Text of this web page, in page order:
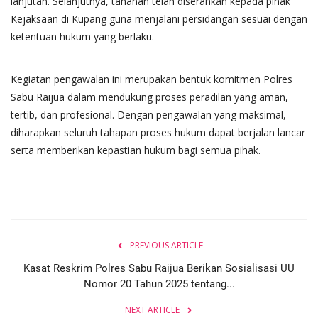
Kejaksaan di Kupang guna menjalani persidangan sesuai dengan
ketentuan hukum yang berlaku.
Kegiatan pengawalan ini merupakan bentuk komitmen Polres
Sabu Raijua dalam mendukung proses peradilan yang aman,
tertib, dan profesional. Dengan pengawalan yang maksimal,
diharapkan seluruh tahapan proses hukum dapat berjalan lancar
serta memberikan kepastian hukum bagi semua pihak.
PREVIOUS ARTICLE
Kasat Reskrim Polres Sabu Raijua Berikan Sosialisasi UU
Nomor 20 Tahun 2025 tentang...
NEXT ARTICLE